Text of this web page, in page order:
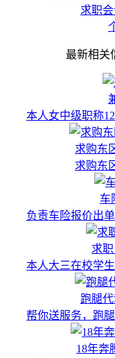
求职
最新相关
本人女中级职称
求购东
求购东
车
负责车险报价出
求职
本人大三在校学
跑腿
帮你送服务，跑
18年奔